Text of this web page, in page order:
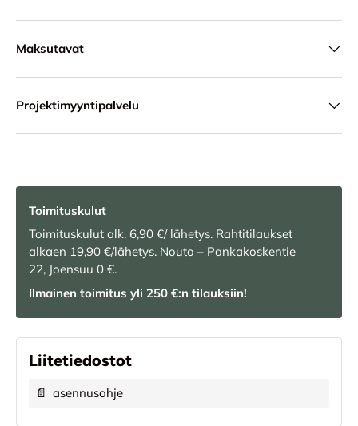
Maksutavat
Projektimyyntipalvelu
Toimituskulut
Toimituskulut alk. 6,90 €/ lähetys. Rahtitilaukset
alkaen 19,90 €/lähetys. Nouto – Pankakoskentie
22, Joensuu 0 €.
Ilmainen toimitus yli 250 €:n tilauksiin!
Liitetiedostot
📄 asennusohje